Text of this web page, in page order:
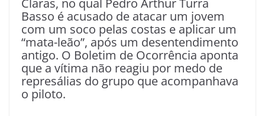
Claras, no qual Pedro Arthur Turra
Basso é acusado de atacar um jovem
com um soco pelas costas e aplicar um
“mata-leão”, após um desentendimento
antigo. O Boletim de Ocorrência aponta
que a vítima não reagiu por medo de
represálias do grupo que acompanhava
o piloto.